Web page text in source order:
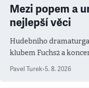
Mezi popem a
nejlepší věci
Hudebního
klubem Fuchs2 a
ale atmosféra
Pavel Turek•5. 8. 2026